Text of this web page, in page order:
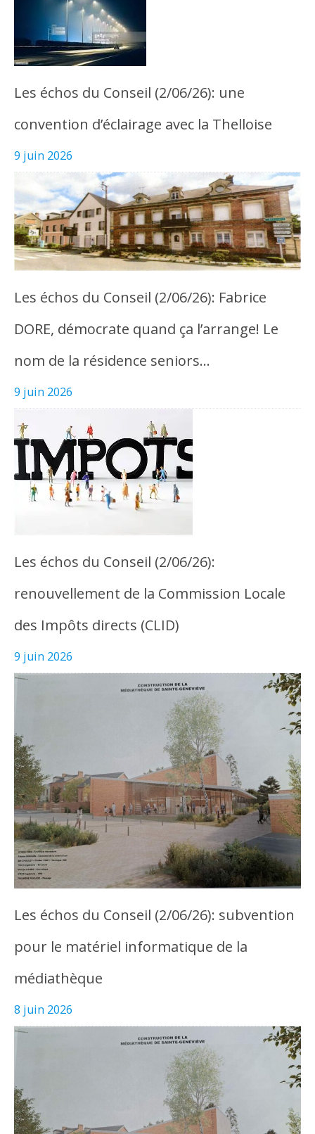
Les échos du Conseil (2/06/26): une
convention d’éclairage avec la Thelloise
9 juin 2026
Les échos du Conseil (2/06/26): Fabrice
DORE, démocrate quand ça l’arrange! Le
nom de la résidence seniors…
9 juin 2026
Les échos du Conseil (2/06/26):
renouvellement de la Commission Locale
des Impôts directs (CLID)
9 juin 2026
Les échos du Conseil (2/06/26): subvention
pour le matériel informatique de la
médiathèque
8 juin 2026